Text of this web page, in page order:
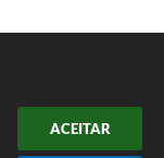
ACEITAR